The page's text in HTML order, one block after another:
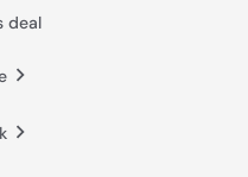
deal